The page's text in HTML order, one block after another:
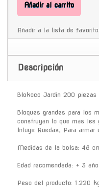
Añadir al carrito
Añadir a la lista de
Descripción
Blokoco Jardin 200 piezas
Bloques grandes para los
construyan lo que mas les
Inluye Ruedas, Para armar
Medidas de la bolsa: 48
Edad recomendada: + 3
Peso del producto: 1.220